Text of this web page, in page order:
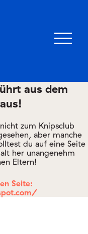
Menü
aus dem
zum Knipsclub
aber manche
du auf eine Seite
her unangenehm
Eltern!
Seite: